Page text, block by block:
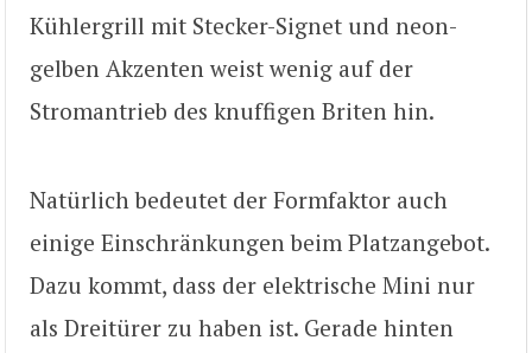
Kühlergrill mit Stecker-Signet und neon-
gelben Akzenten weist wenig auf der
Stromantrieb des knuffigen Briten hin.
Natürlich bedeutet der Formfaktor auch
einige Einschränkungen beim Platzangebot.
Dazu kommt, dass der elektrische Mini nur
als Dreitürer zu haben ist. Gerade hinten